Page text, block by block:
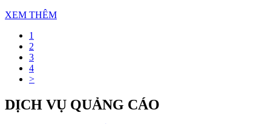
XEM THÊM
1
2
3
4
>
DỊCH VỤ QUẢNG CÁO